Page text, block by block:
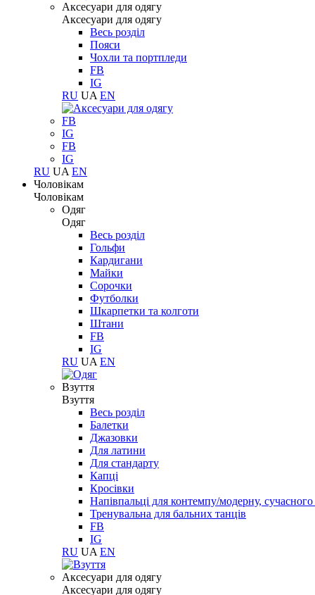
Aксесуари для одягу
Aксесуари для одягу
Весь розділ
Пояси
Чохли та портпледи
FB
IG
RU UA EN
FB
IG
FB
IG
RU UA EN
Чоловікам
Чоловікам
Одяг
Одяг
Весь розділ
Гольфи
Кардигани
Майки
Сорочки
Футболки
Шкарпетки та колготи
Штани
FB
IG
RU UA EN
Взуття
Взуття
Весь розділ
Балетки
Джазовки
Для латини
Для стандарту
Капці
Кросівки
Напівпальці для контемпу/модерну,
Тренувальна для бальних танців
FB
IG
RU UA EN
Aксесуари для одягу
Aксесуари для одягу